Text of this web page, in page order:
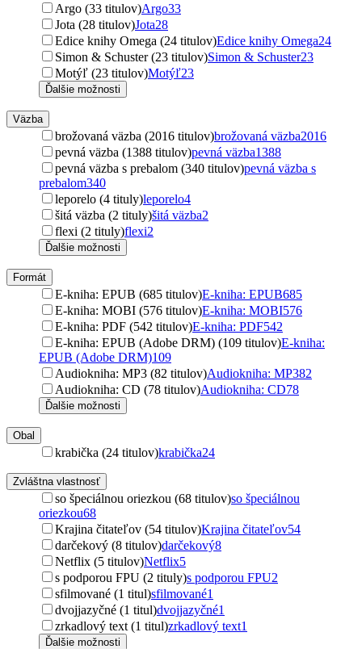
Argo (33 titulov)Argo33
Jota (28 titulov)Jota28
Edice knihy Omega (24 titulov)Edice knihy Omega24
Simon & Schuster (23 titulov)Simon & Schuster23
Motýľ (23 titulov)Motýľ23
Ďalšie možnosti
Väzba
brožovaná väzba (2016 titulov)brožovaná väzba2016
pevná väzba (1388 titulov)pevná väzba1388
pevná väzba s prebalom (340 titulov)pevná väzba s
prebalom340
leporelo (4 tituly)leporelo4
šitá väzba (2 tituly)šitá väzba2
flexi (2 tituly)flexi2
Ďalšie možnosti
Formát
E-kniha: EPUB (685 titulov)E-kniha: EPUB685
E-kniha: MOBI (576 titulov)E-kniha: MOBI576
E-kniha: PDF (542 titulov)E-kniha: PDF542
E-kniha: EPUB (Adobe DRM) (109 titulov)E-kniha:
EPUB (Adobe DRM)109
Audiokniha: MP3 (82 titulov)Audiokniha: MP382
Audiokniha: CD (78 titulov)Audiokniha: CD78
Ďalšie možnosti
Obal
krabička (24 titulov)krabička24
Zvláštna vlastnosť
so špeciálnou oriezkou (68 titulov)so špeciálnou
oriezkou68
Krajina čitateľov (54 titulov)Krajina čitateľov54
darčekový (8 titulov)darčekový8
Netflix (5 titulov)Netflix5
s podporou FPU (2 tituly)s podporou FPU2
sfilmované (1 titul)sfilmované1
dvojjazyčné (1 titul)dvojjazyčné1
zrkadlový text (1 titul)zrkadlový text1
Ďalšie možnosti